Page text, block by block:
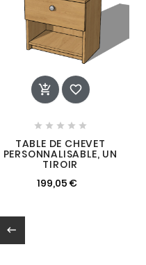
 
    
TABLE DE CHEVET
PERSONNALISABLE, UN
TIROIR
199,05 €
